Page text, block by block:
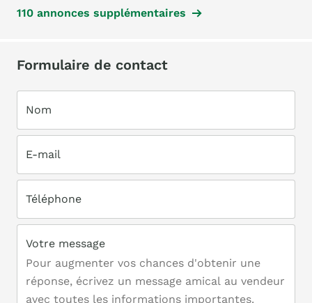
110 annonces supplémentaires
Formulaire de contact
Nom
E-mail
Téléphone
Votre message